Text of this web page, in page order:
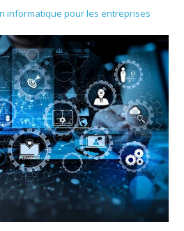
informatique pour les entreprises